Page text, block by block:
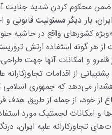
ضمن محکوم کردن شدید جنایت
بار دیگر مسئولیت قانونی و
کشورهای واقع در حاشیه
هر گونه استفاده ارتش
و امکانات آنها جهت
از اقدامات تجاوزکارانه
می‌دهد که جمهوری اسلامی
از خود، از جمله از طریق هدف
و امکانات لجستیک مورد
تجاوزکارانه علیه ایران،